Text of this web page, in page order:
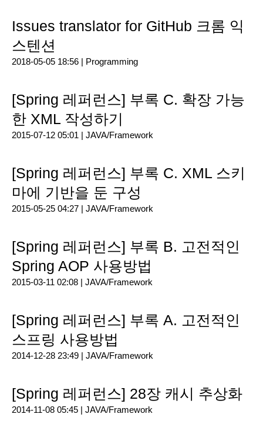
Issues translator for GitHub 크롬 익
스텐션
2018-05-05 18:56 | Programming
[Spring 레퍼런스] 부록 C. 확장 가능
한 XML 작성하기
2015-07-12 05:01 | JAVA/Framework
[Spring 레퍼런스] 부록 C. XML 스키
마에 기반을 둔 구성
2015-05-25 04:27 | JAVA/Framework
[Spring 레퍼런스] 부록 B. 고전적인
Spring AOP 사용방법
2015-03-11 02:08 | JAVA/Framework
[Spring 레퍼런스] 부록 A. 고전적인
스프링 사용방법
2014-12-28 23:49 | JAVA/Framework
[Spring 레퍼런스] 28장 캐시 추상화
2014-11-08 05:45 | JAVA/Framework